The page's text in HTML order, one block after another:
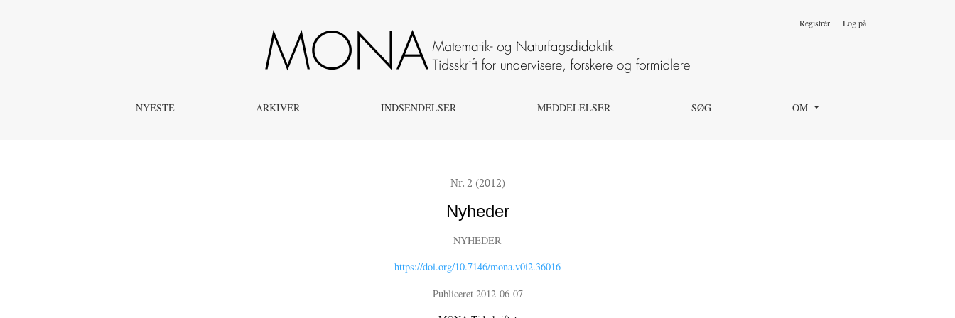
NYESTE ARKIVER INDSENDELSER MEDDELELSER SØG OM
Registrér Log på
Nr. 2 (2012)
Nyheder
NYHEDER
https://doi.org/10.7146/mona.v0i2.36016
Publiceret 2012-06-07